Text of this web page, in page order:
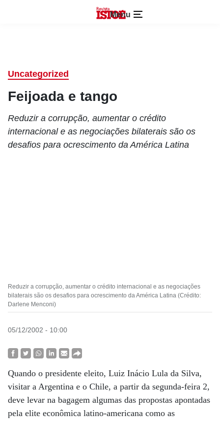
Menu
Uncategorized
Feijoada e tango
Reduzir a corrupção, aumentar o crédito
internacional e as negociações bilaterais são os
desafios para ocrescimento da América Latina
Reduzir a corrupção, aumentar o crédito internacional e as negociações
bilaterais são os desafios para ocrescimento da América Latina (Crédito:
Darlene Menconi)
05/12/2002 - 10:00
Quando o presidente eleito, Luiz Inácio Lula da Silva,
visitar a Argentina e o Chile, a partir da segunda-feira 2,
deve levar na bagagem algumas das propostas apontadas
pela elite econômica latino-americana como as